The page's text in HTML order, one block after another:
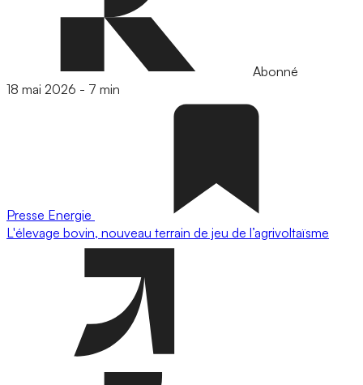
Abonné
18 mai 2026 - 7 min
Presse Energie
L'élevage bovin, nouveau terrain de jeu de l’agrivoltaïsme